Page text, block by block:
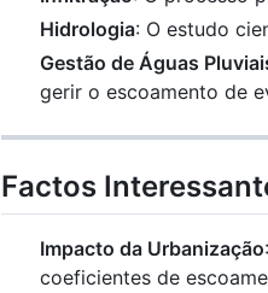
Hidrologia: O estudo
Gestão de Águas
gerir o escoamento de
Factos
Impacto da Urbanização
coeficientes de